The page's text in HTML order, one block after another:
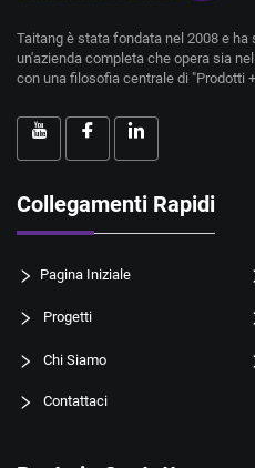
Taitang è stata fondata nel 2008 e ha
un'azienda completa che opera sia
con una filosofia centrale di "Prodotti
Collegamenti Rapidi
Pagina Iniziale
Progetti
Chi Siamo
Contattaci